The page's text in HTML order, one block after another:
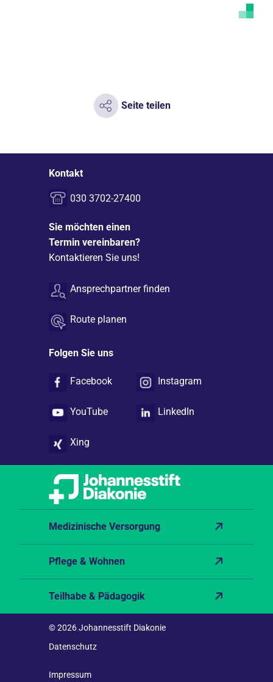
Seite teilen
Kontakt
030 3702-27400
Sie möchten einen
Termin vereinbaren?
Kontaktieren Sie uns!
Ansprechpartner finden
Route planen
Folgen Sie uns
Facebook Instagram
YouTube LinkedIn
Xing
Medizinische Versorgung
Pflege & Wohnen
Teilhabe & Pädagogik
© 2026 Johannesstift Diakonie
Datenschutz
Impressum